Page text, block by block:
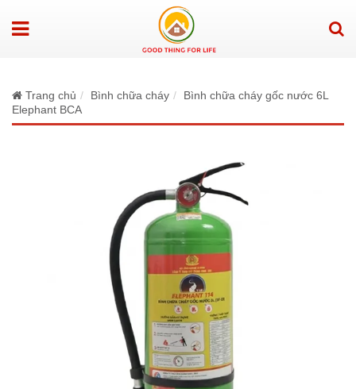
Trang chủ Bình chữa cháy
Bình chữa cháy gốc nước 6L
Elephant BCA